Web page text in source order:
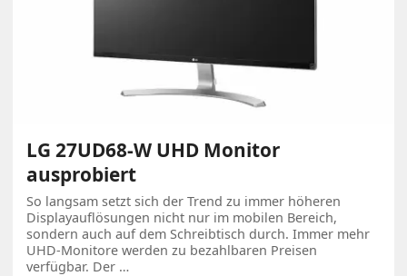
LG 27UD68-W UHD Monitor
ausprobiert
So langsam setzt sich der Trend zu immer höheren
Displayauflösungen nicht nur im mobilen Bereich,
sondern auch auf dem Schreibtisch durch. Immer mehr
UHD-Monitore werden zu bezahlbaren Preisen
verfügbar. Der …